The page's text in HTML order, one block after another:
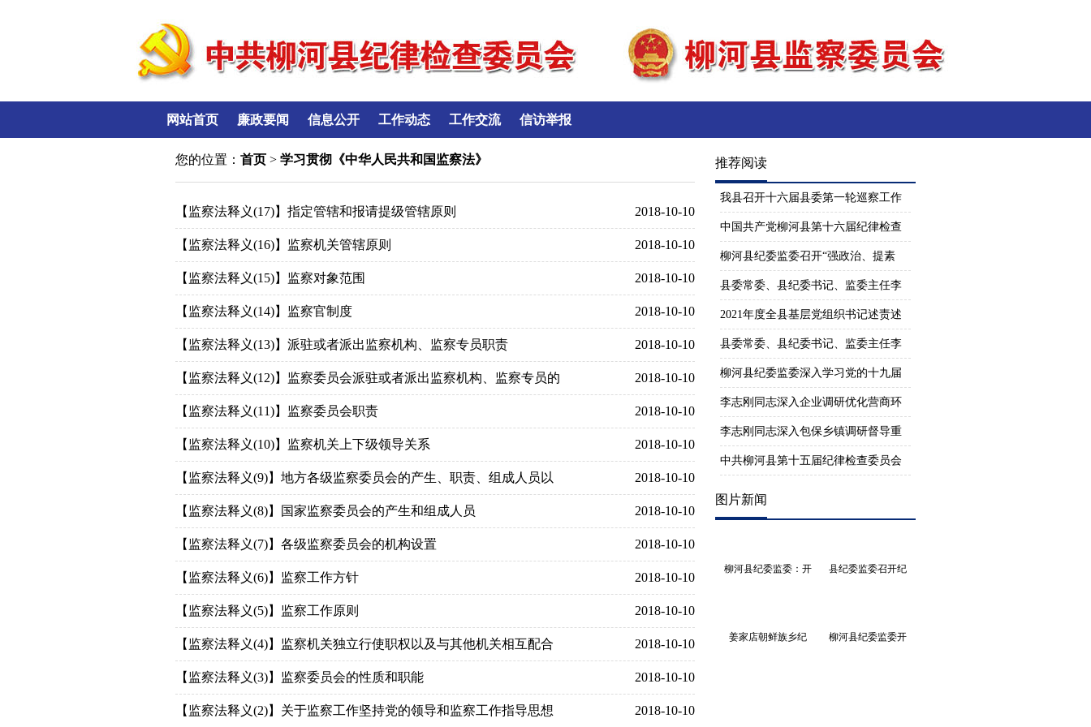
网站首页 廉政要闻 信息公开 工作动态 工作交流 信访举报
您的位置：首页 >学习贯彻《中华人民共和国监察法》
【监察法释义(17)】指定管辖和报请提级管辖原则 2018-10-10
【监察法释义(16)】监察机关管辖原则 2018-10-10
【监察法释义(15)】监察对象范围 2018-10-10
【监察法释义(14)】监察官制度 2018-10-10
【监察法释义(13)】派驻或者派出监察机构、监察专员职责 2018-10-10
【监察法释义(12)】监察委员会派驻或者派出监察机构、监察专员的 2018-10-10
【监察法释义(11)】监察委员会职责 2018-10-10
【监察法释义(10)】监察机关上下级领导关系 2018-10-10
【监察法释义(9)】地方各级监察委员会的产生、职责、组成人员以 2018-10-10
【监察法释义(8)】国家监察委员会的产生和组成人员 2018-10-10
【监察法释义(7)】各级监察委员会的机构设置 2018-10-10
【监察法释义(6)】监察工作方针 2018-10-10
【监察法释义(5)】监察工作原则 2018-10-10
【监察法释义(4)】监察机关独立行使职权以及与其他机关相互配合 2018-10-10
【监察法释义(3)】监察委员会的性质和职能 2018-10-10
【监察法释义(2)】关于监察工作坚持党的领导和监察工作指导思想 2018-10-10
推荐阅读
我县召开十六届县委第一轮巡察工作
中国共产党柳河县第十六届纪律检查
柳河县纪委监委召开“强政治、提素
县委常委、县纪委书记、监委主任李
2021年度全县基层党组织书记述责述
县委常委、县纪委书记、监委主任李
柳河县纪委监委深入学习党的十九届
李志刚同志深入企业调研优化营商环
李志刚同志深入包保乡镇调研督导重
中共柳河县第十五届纪律检查委员会
图片新闻
柳河县纪委监委：开 县纪委监委召开纪
姜家店朝鲜族乡纪 柳河县纪委监委开